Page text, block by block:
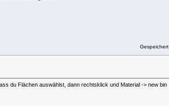
Gespeichert
du Flächen auswählst, dann rechtsklick und Material -> new bin